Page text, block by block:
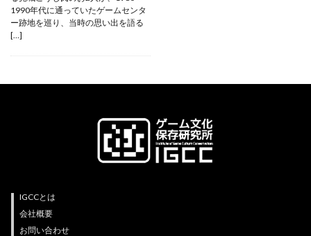
1990年代に通っていたゲームセンタ
ー跡地を巡り、当時の思い出を語る
[…]
IGCCとは
会社概要
お問い合わせ